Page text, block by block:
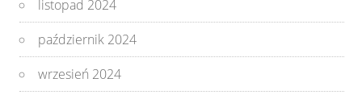
listopad 2024
październik 2024
wrzesień 2024